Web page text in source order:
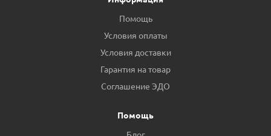
Помощь
Условия оплаты
Условия доставки
Гарантия на товар
Соглашение ЭДО
Помощь